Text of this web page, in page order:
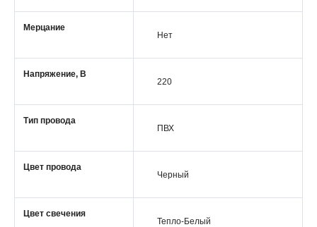
Мерцание
Нет
Напряжение, В
220
Тип провода
ПВХ
Цвет провода
Черный
Цвет свечения
Тепло-Белый